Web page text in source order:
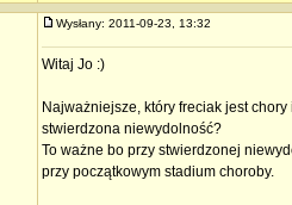
Wysłany: 2011-09-23, 13:32
Witaj Jo :)
Najważniejsze, który freciak jest
stwierdzona niewydolność?
To ważne bo przy stwierdzonej
przy początkowym stadium choroby.